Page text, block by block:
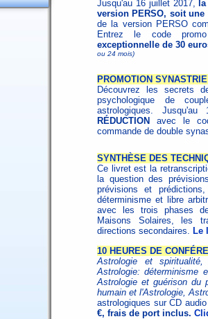
Jusqu'au 16 juillet 2017,
version PERSO, soit
de la version PERSO
Entrez le code
exceptionnelle de 30
ou 24 mois)
PROMOTION
Découvrez les secrets
psychologique de
astrologiques.
RÉDUCTION
avec le
commande de double
SYNTHÈSE DES
Ce livret est la
la question des
prévisions et
déterminisme et libre
avec les trois phases
Maisons Solaires, les
directions secondaires. Le
10 HEURES DE
Astrologie et
Astrologie: déterminisme
Astrologie et guérison du
humain et l'Astrologie,
astrologiques sur CD
€, frais de port inclus.